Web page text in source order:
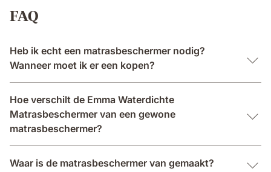
FAQ
Heb ik echt een matrasbeschermer nodig?
Wanneer moet ik er een kopen?
Hoe verschilt de Emma Waterdichte
Matrasbeschermer van een gewone
matrasbeschermer?
Waar is de matrasbeschermer van gemaakt?